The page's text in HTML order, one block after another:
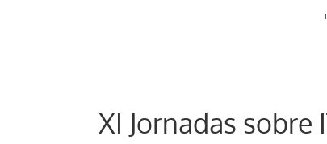
XI Jornadas sobre